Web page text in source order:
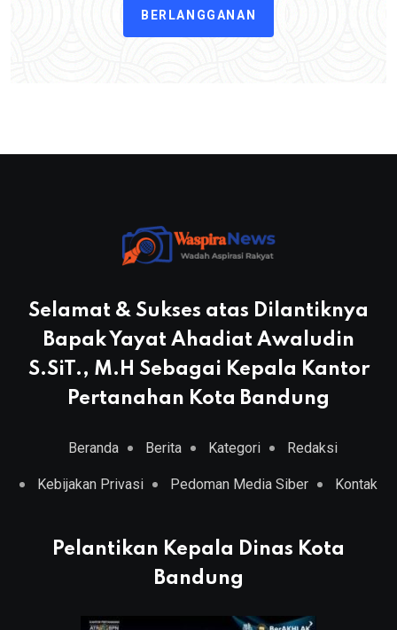
BERLANGGANAN
Selamat & Sukses atas Dilantiknya
Bapak Yayat Ahadiat Awaludin
S.SiT., M.H Sebagai Kepala Kantor
Pertanahan Kota Bandung
Beranda Berita Kategori Redaksi
Kebijakan Privasi Pedoman Media Siber Kontak
Pelantikan Kepala Dinas Kota
Bandung